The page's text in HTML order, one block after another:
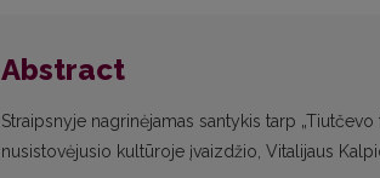
Abstract
Straipsnyje nagrinėjamas santykis tarp
nusistovėjusio kultūroje įvaizdžio, Vitalijaus